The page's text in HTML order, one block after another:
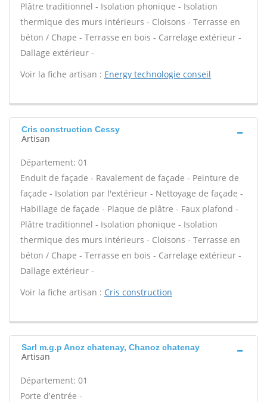
Plâtre traditionnel - Isolation phonique - Isolation
thermique des murs intérieurs - Cloisons - Terrasse en
béton / Chape - Terrasse en bois - Carrelage extérieur -
Dallage extérieur -
Voir la fiche artisan : Energy technologie conseil
Cris construction Cessy
Artisan
Département: 01
Enduit de façade - Ravalement de façade - Peinture de
façade - Isolation par l'extérieur - Nettoyage de façade -
Habillage de façade - Plaque de plâtre - Faux plafond -
Plâtre traditionnel - Isolation phonique - Isolation
thermique des murs intérieurs - Cloisons - Terrasse en
béton / Chape - Terrasse en bois - Carrelage extérieur -
Dallage extérieur -
Voir la fiche artisan : Cris construction
Sarl m.g.p Anoz chatenay, Chanoz chatenay
Artisan
Département: 01
Porte d'entrée -